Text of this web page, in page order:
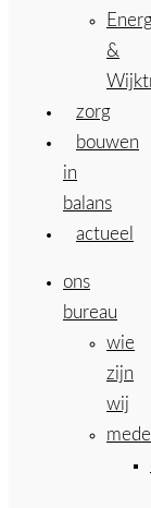
&
zorg
bouwen
in
balans
actueel
ons
bureau
wie
zijn
wij